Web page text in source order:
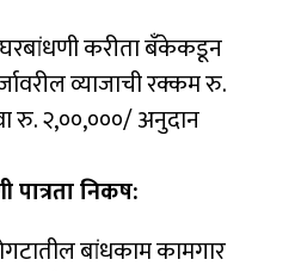
करीता बँकेकडून
व्याजाची रक्कम रु.
रु. २,००,०००/ अनुदान
निकष:
बांधकाम कामगार